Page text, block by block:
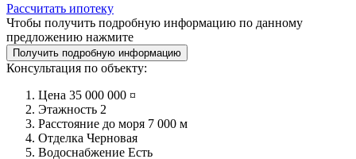
Рассчитать ипотеку
Чтобы получить подробную информацию по данному
предложению нажмите
Получить подробную информацию
Консультация по объекту:
Цена 35 000 000 ¤
Этажность 2
Расстояние до моря 7 000 м
Отделка Черновая
Водоснабжение Есть